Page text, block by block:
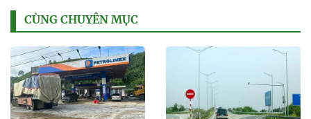
CÙNG CHUYÊN MỤC